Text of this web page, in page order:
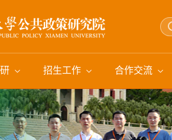
招生工作 合作交流